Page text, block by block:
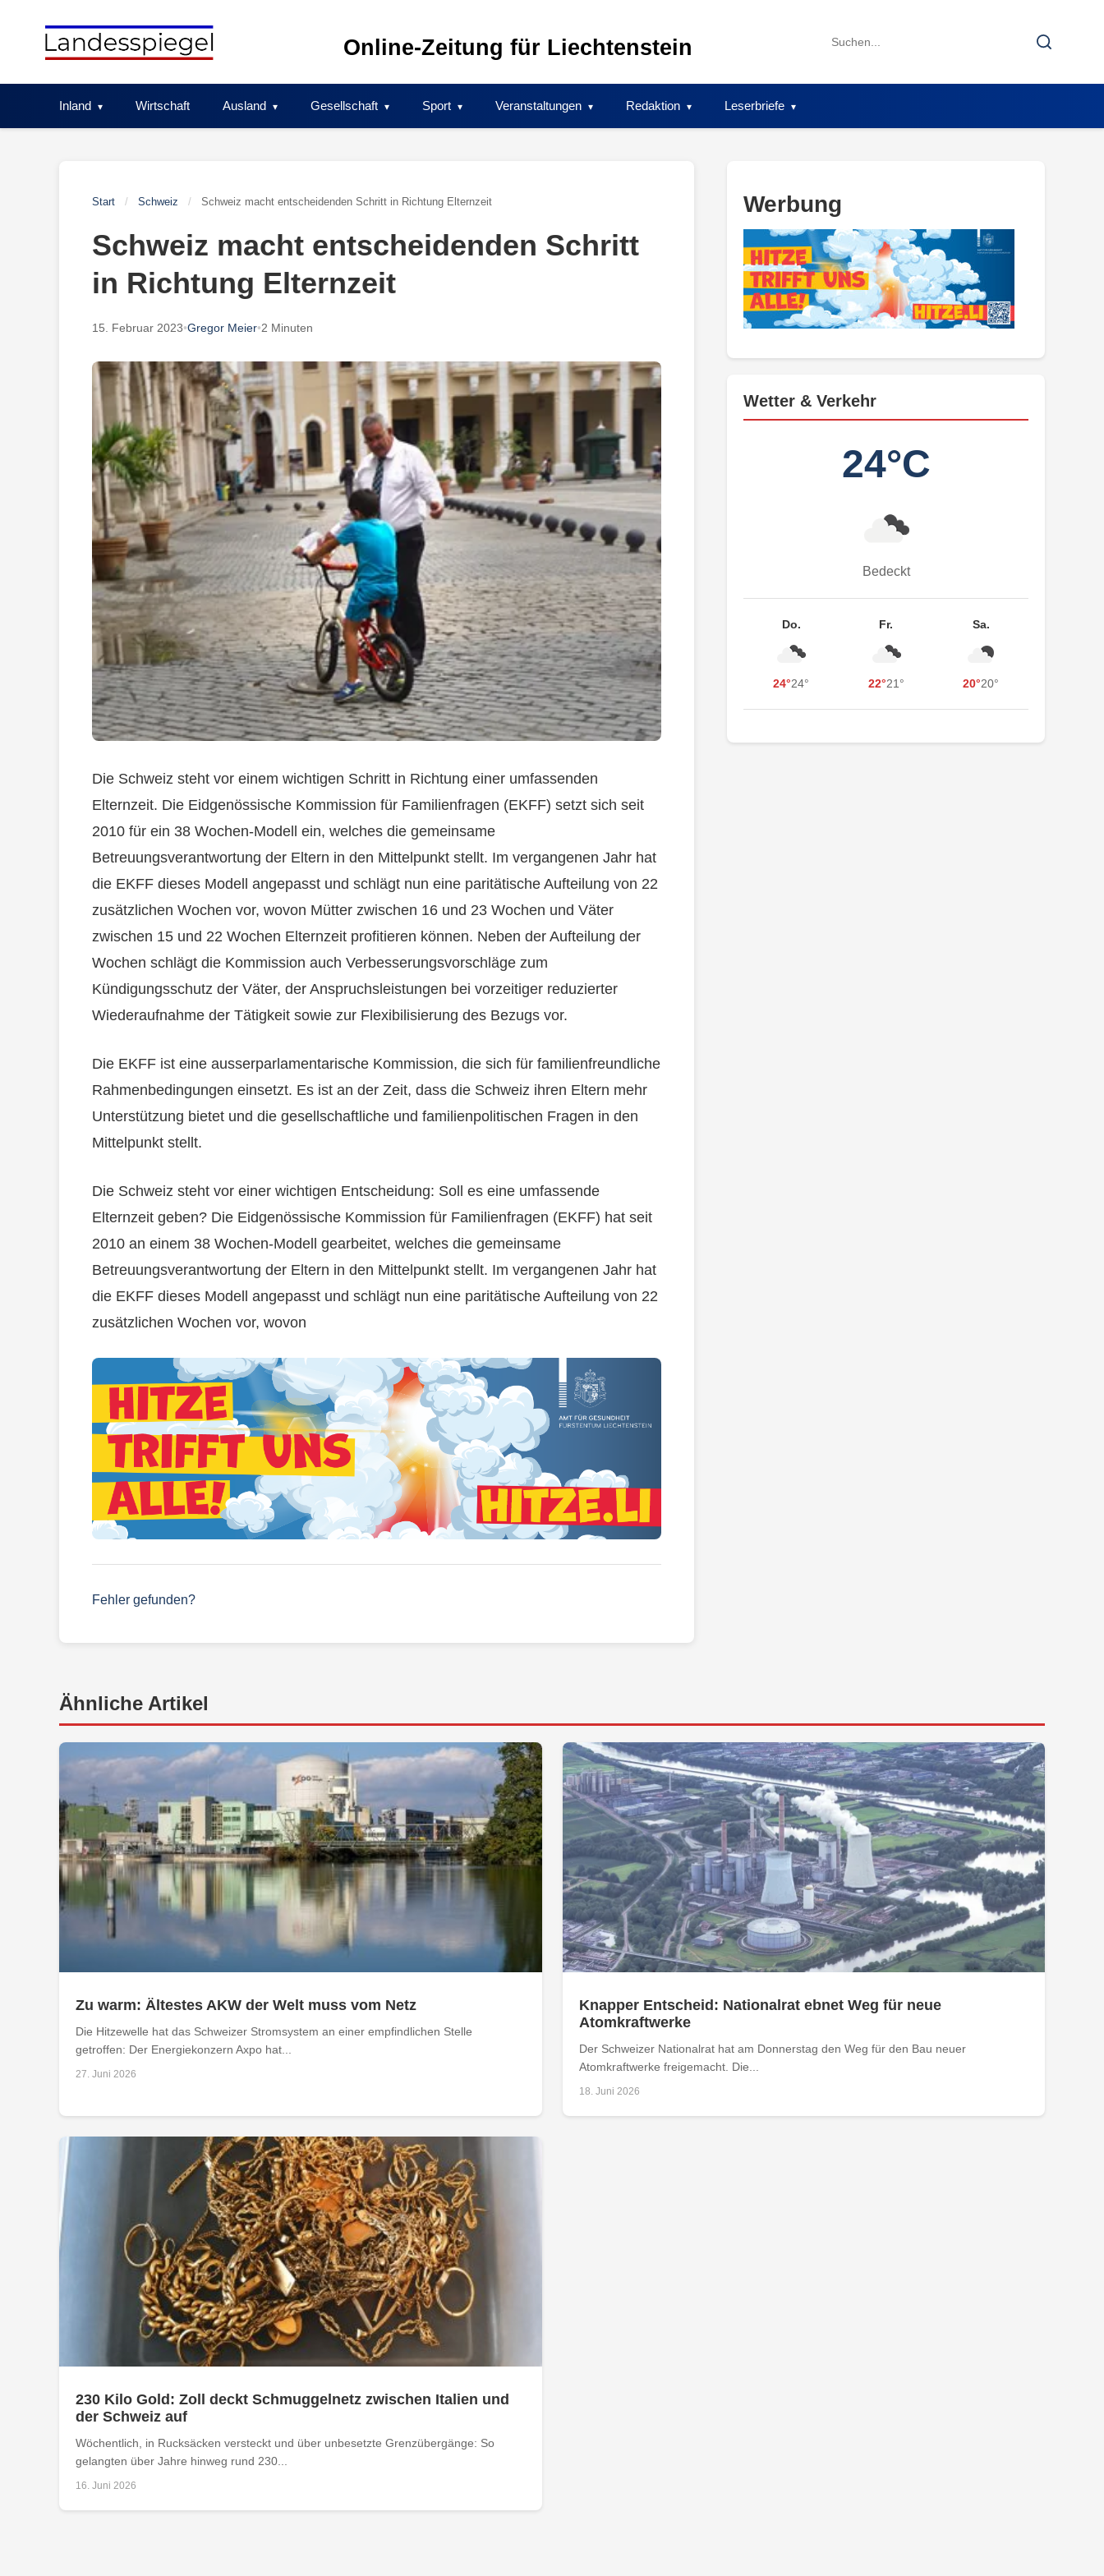
Online-Zeitung für Liechtenstein
Search
Search
Inland Wirtschaft Ausland Gesellschaft Sport Veranstaltungen Redaktion Leserbriefe
Start / Schweiz / Schweiz macht entscheidenden Schritt in Richtung Elternzeit
Schweiz macht entscheidenden Schritt
in Richtung Elternzeit
15. Februar 2023•Gregor Meier•2 Minuten
Die Schweiz steht vor einem wichtigen Schritt in Richtung einer umfassenden
Elternzeit. Die Eidgenössische Kommission für Familienfragen (EKFF) setzt sich seit
2010 für ein 38 Wochen-Modell ein, welches die gemeinsame
Betreuungsverantwortung der Eltern in den Mittelpunkt stellt. Im vergangenen Jahr hat
die EKFF dieses Modell angepasst und schlägt nun eine paritätische Aufteilung von 22
zusätzlichen Wochen vor, wovon Mütter zwischen 16 und 23 Wochen und Väter
zwischen 15 und 22 Wochen Elternzeit profitieren können. Neben der Aufteilung der
Wochen schlägt die Kommission auch Verbesserungsvorschläge zum
Kündigungsschutz der Väter, der Anspruchsleistungen bei vorzeitiger reduzierter
Wiederaufnahme der Tätigkeit sowie zur Flexibilisierung des Bezugs vor.
Die EKFF ist eine ausserparlamentarische Kommission, die sich für familienfreundliche
Rahmenbedingungen einsetzt. Es ist an der Zeit, dass die Schweiz ihren Eltern mehr
Unterstützung bietet und die gesellschaftliche und familienpolitischen Fragen in den
Mittelpunkt stellt.
Die Schweiz steht vor einer wichtigen Entscheidung: Soll es eine umfassende
Elternzeit geben? Die Eidgenössische Kommission für Familienfragen (EKFF) hat seit
2010 an einem 38 Wochen-Modell gearbeitet, welches die gemeinsame
Betreuungsverantwortung der Eltern in den Mittelpunkt stellt. Im vergangenen Jahr hat
die EKFF dieses Modell angepasst und schlägt nun eine paritätische Aufteilung von 22
zusätzlichen Wochen vor, wovon
Fehler gefunden?
Werbung
Wetter & Verkehr
24°C
Bedeckt
Do.
24°24°
Fr.
22°21°
Sa.
20°20°
Ähnliche Artikel
Zu warm: Ältestes AKW der Welt muss vom Netz
Die Hitzewelle hat das Schweizer Stromsystem an einer empfindlichen Stelle
getroffen: Der Energiekonzern Axpo hat...
27. Juni 2026
Knapper Entscheid: Nationalrat ebnet Weg für neue
Atomkraftwerke
Der Schweizer Nationalrat hat am Donnerstag den Weg für den Bau neuer
Atomkraftwerke freigemacht. Die...
18. Juni 2026
230 Kilo Gold: Zoll deckt Schmuggelnetz zwischen Italien und
der Schweiz auf
Wöchentlich, in Rucksäcken versteckt und über unbesetzte Grenzübergänge: So
gelangten über Jahre hinweg rund 230...
16. Juni 2026